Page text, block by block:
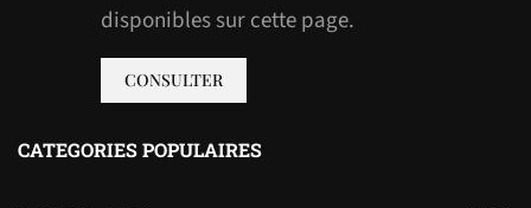
disponibles sur cette page.
CONSULTER
CATEGORIES POPULAIRES